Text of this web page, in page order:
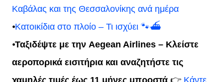
Καβάλας και της Θεσσαλονίκης ανά ημέρα
⦁Κατοικίδια στο πλοίο – Τι ισχύει 🐾⛴️
⦁Ταξιδέψτε με την Aegean Airlines – Κλείστε
αεροπορικά εισιτήρια και αναζητήστε τις
χαμηλές τιμές έως 11 μήνες μπροστά 👉 Κάντε